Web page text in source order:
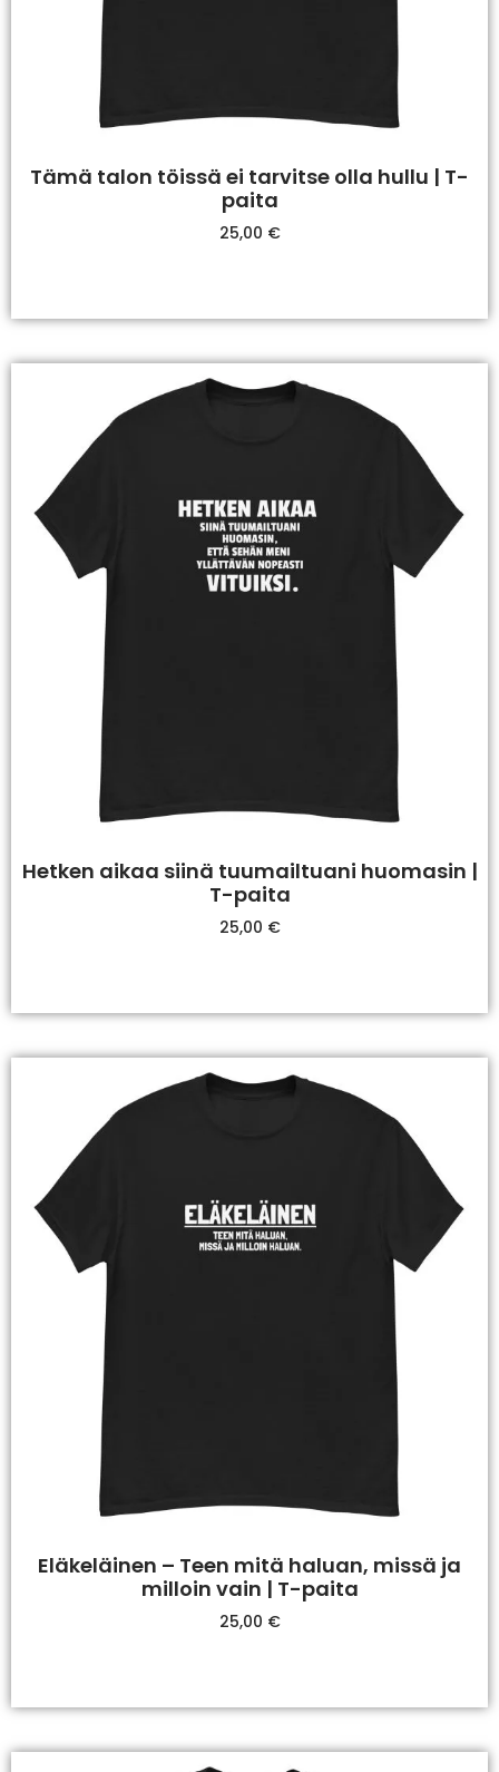
Tämä talon töissä ei tarvitse olla hullu | T-
paita
25,00 €
Hetken aikaa siinä tuumailtuani huomasin |
T-paita
25,00 €
Eläkeläinen – Teen mitä haluan, missä ja
milloin vain | T-paita
25,00 €